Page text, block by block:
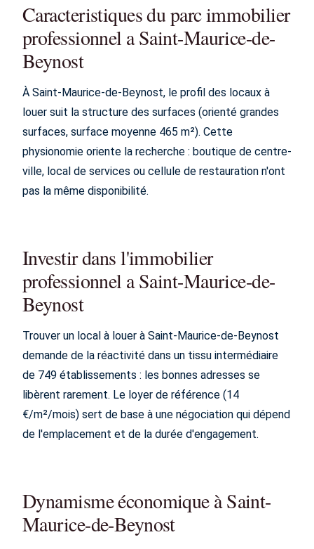
Caracteristiques du parc immobilier
professionnel a Saint-Maurice-de-
Beynost
À Saint-Maurice-de-Beynost, le profil des locaux à
louer suit la structure des surfaces (orienté grandes
surfaces, surface moyenne 465 m²). Cette
physionomie oriente la recherche : boutique de centre-
ville, local de services ou cellule de restauration n'ont
pas la même disponibilité.
Investir dans l'immobilier
professionnel a Saint-Maurice-de-
Beynost
Trouver un local à louer à Saint-Maurice-de-Beynost
demande de la réactivité dans un tissu intermédiaire
de 749 établissements : les bonnes adresses se
libèrent rarement. Le loyer de référence (14
€/m²/mois) sert de base à une négociation qui dépend
de l'emplacement et de la durée d'engagement.
Dynamisme économique à Saint-
Maurice-de-Beynost